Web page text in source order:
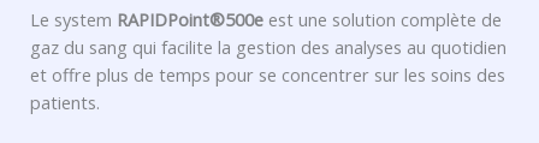
Le system RAPIDPoint®500e est une solution complète de
gaz du sang qui facilite la gestion des analyses au quotidien
et offre plus de temps pour se concentrer sur les soins des
patients.